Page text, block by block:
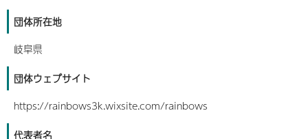
団体所在地
岐阜県
団体ウェブサイト
https://rainbows3k.wixsite.com/rainbows
代表者名